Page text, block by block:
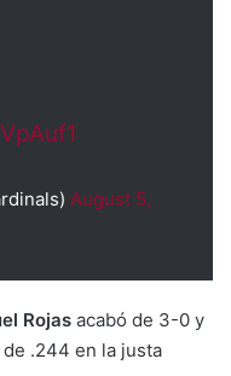
August 5,
Rojas acabó de 3-0 y
.244 en la justa